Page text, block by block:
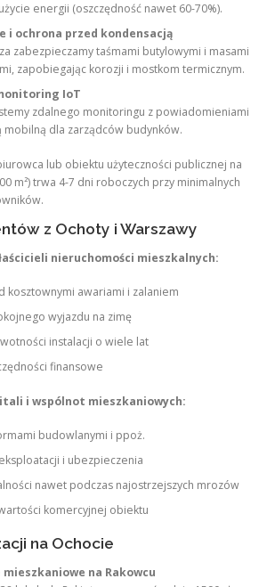
energii (oszczędność nawet 60-70%).
i ochrona przed kondensacją
zabezpieczamy taśmami butylowymi i masami
zapobiegając korozji i mostkom termicznym.
IoT
zdalnego monitoringu z powiadomieniami
mobilną dla zarządców budynków.
lub obiektu użyteczności publicznej na
m²) trwa 4-7 dni roboczych przy minimalnych
z Ochoty i Warszawy
nieruchomości mieszkalnych:
kosztownymi awariami i zalaniem
wyjazdu na zimę
instalacji o wiele lat
finansowe
i wspólnot mieszkaniowych:
budowlanymi i ppoż.
i ubezpieczenia
nawet podczas najostrzejszych mrozów
komercyjnej obiektu
na Ochocie
na Rakowcu